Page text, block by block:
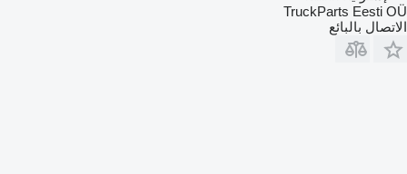
TruckParts Eesti OÜ
الاتصال بالبائع